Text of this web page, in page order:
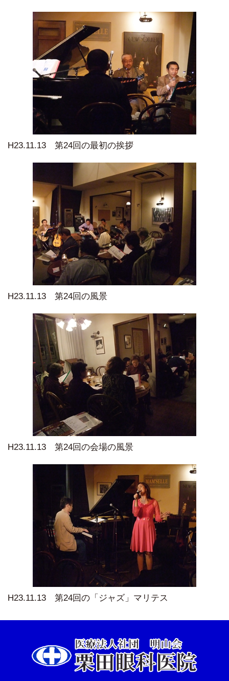
H23.11.13 第24回の最初の挨拶
H23.11.13 第24回の風景
H23.11.13 第24回の会場の風景
H23.11.13 第24回の「ジャズ」マリテス